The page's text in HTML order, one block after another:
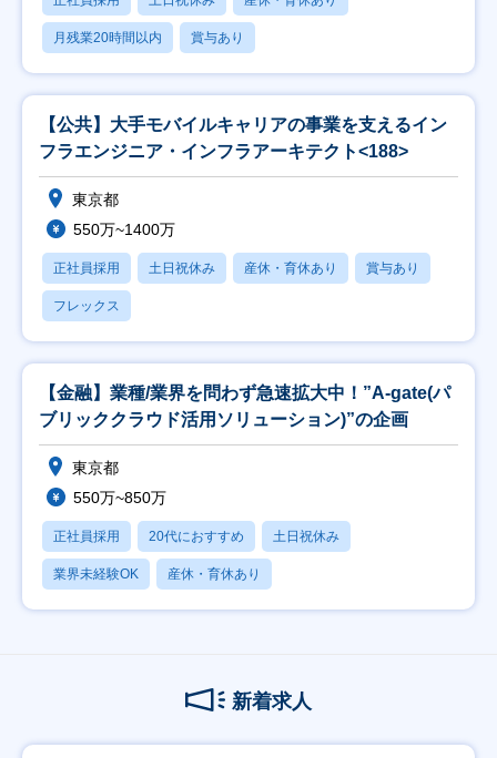
月残業20時間以内 賞与あり
【公共】大手モバイルキャリアの事業を支えるイン
フラエンジニア・インフラアーキテクト<188>
東京都
550万~1400万
正社員採用 土日祝休み 産休・育休あり 賞与あり
フレックス
【金融】業種/業界を問わず急速拡大中！”A-gate(パ
ブリッククラウド活用ソリューション)”の企画
東京都
550万~850万
正社員採用 20代におすすめ 土日祝休み
業界未経験OK 産休・育休あり
新着求人